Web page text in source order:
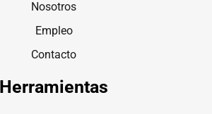
Nosotros
Empleo
Contacto
Herramientas